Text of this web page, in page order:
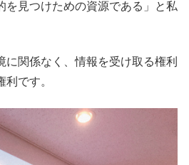
を見つけための資源である」と私
に関係なく、情報を受け取る権利
です。